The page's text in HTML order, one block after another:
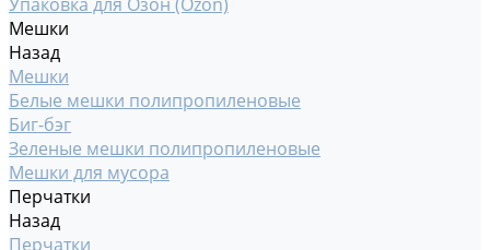
Мешки
Назад
Мешки
Белые мешки полипропиленовые
Биг-бэг
Зеленые мешки полипропиленовые
Мешки для мусора
Перчатки
Назад
Перчатки